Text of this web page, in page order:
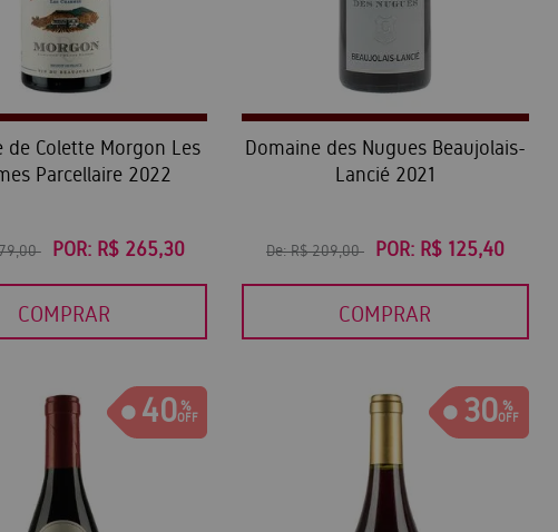
de Colette Morgon Les
Parcellaire 2022
POR: R$ 265,30
COMPRAR
Domaine des Nugues Beaujolais-
Lancié 2021
De:R$ 209,00 POR: R$ 125,40
COMPRAR
40 30